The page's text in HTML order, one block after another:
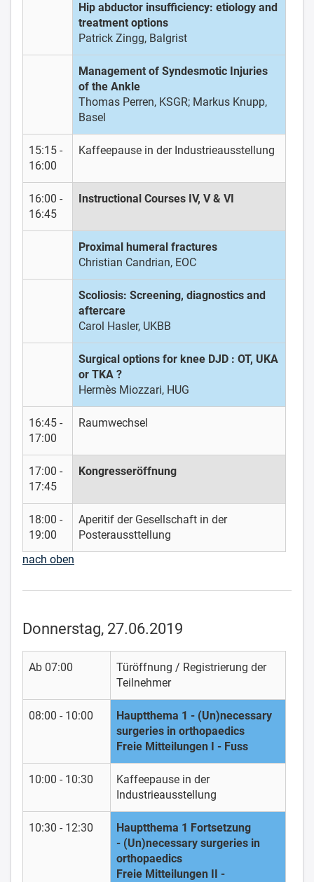
Hip abductor insufficiency: etiology and
treatment options
Patrick Zingg, Balgrist
Management of Syndesmotic Injuries
of the Ankle
Thomas Perren, KSGR; Markus Knupp,
Basel
15:15 -
16:00
Kaffeepause in der Industrieausstellung
16:00 -
16:45
Instructional Courses IV, V & VI
Proximal humeral fractures
Christian Candrian, EOC
Scoliosis: Screening, diagnostics and
aftercare
Carol Hasler, UKBB
Surgical options for knee DJD : OT, UKA
or TKA ?
Hermès Miozzari, HUG
16:45 -
17:00
Raumwechsel
17:00 -
17:45
Kongresseröffnung
18:00 -
19:00
Aperitif der Gesellschaft in der
Posteraussttellung
nach oben
Donnerstag, 27.06.2019
Ab 07:00
Türöffnung / Registrierung der
Teilnehmer
08:00 - 10:00
Hauptthema 1 - (Un)necessary
surgeries in orthopaedics
Freie Mitteilungen I - Fuss
10:00 - 10:30
Kaffeepause in der
Industrieausstellung
10:30 - 12:30
Hauptthema 1 Fortsetzung
- (Un)necessary surgeries in
orthopaedics
Freie Mitteilungen II -